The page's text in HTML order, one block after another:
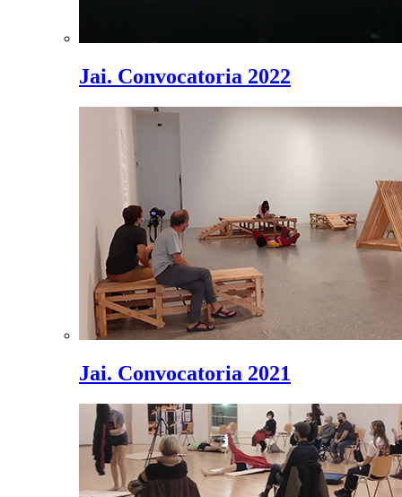
Jai. Convocatoria 2022
Jai. Convocatoria 2021